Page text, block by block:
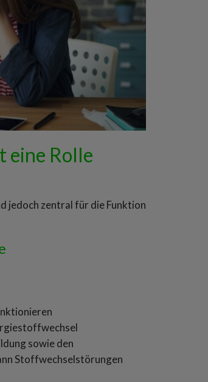
eine Rolle
jedoch zentral für die Funktion
sowie den
Stoffwechselstörungen